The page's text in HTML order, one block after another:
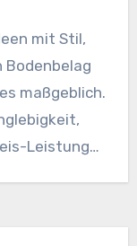
mit Stil,
maßgeblich.
Leistungs-